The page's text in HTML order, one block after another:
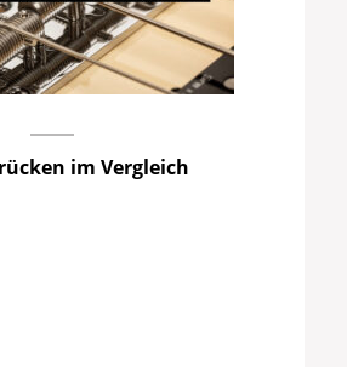
im Vergleich